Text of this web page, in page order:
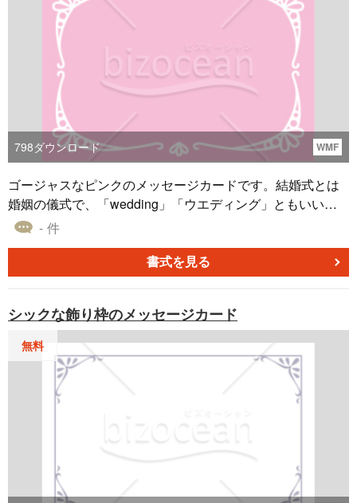
798ダウンロード WMF
ゴージャスなピンクのメッセージカードです。結婚式とは
婚姻の儀式で、「wedding」「ウエディング」ともいいま
す。手作りの招待状やメッセージカード、席次表、席札、
リントアウトしてご利用ください。
- 件
書式を見る
シックな飾り枠のメッセージカード
無料